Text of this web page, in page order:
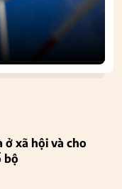
ở xã hội và cho
bộ